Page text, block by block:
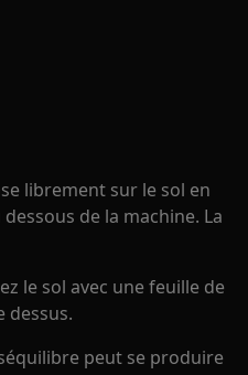
librement sur le sol en
de la machine. La
le sol avec une feuille de
dessus.
peut se produire